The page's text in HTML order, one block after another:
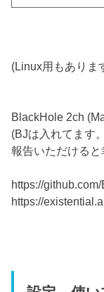
(Linux用もありま
BlackHole 2ch
(BJは入れてます
報告いただける
https://
https://